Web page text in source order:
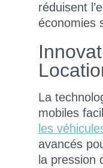
réduisent
économies
La
mobiles
les
avancés
la pression